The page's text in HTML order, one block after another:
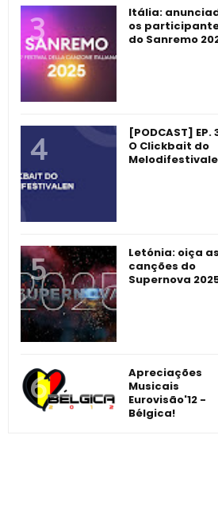
Itália:
os
do Sanremo
[PODCAST] EP.
O Clickbait do
Letónia: oiça as
canções do
Supernova
Apreciações
Musicais
Eurovisão'12 -
Bélgica!